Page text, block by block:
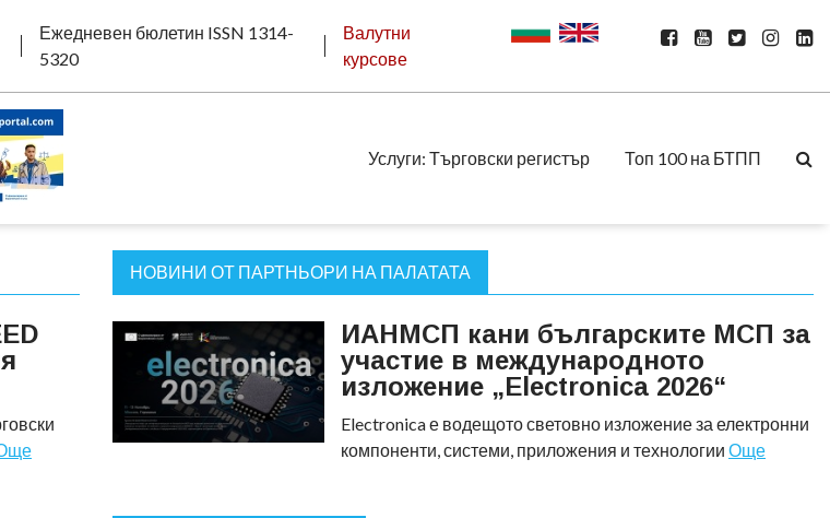
Ежедневен бюлетин ISSN 1314-
5320
Валутни
курсове
Услуги: Търговски регистър Топ 100 на БТПП
НОВИНИ ОТ ПАРТНЬОРИ НА ПАЛАТАТА
ИАНМСП кани българските МСП за
участие в международното
изложение „Electronica 2026“
Electronica е водещото световно изложение за електронни
компоненти, системи, приложения и технологии Още